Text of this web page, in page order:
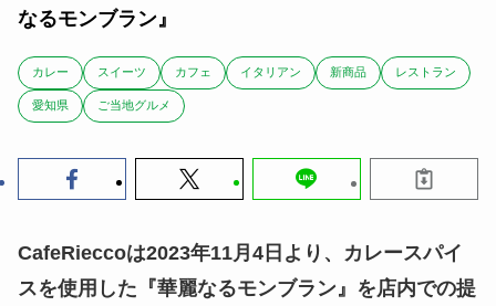
なるモンブラン』
カレー スイーツ カフェ イタリアン 新商品 レストラン
愛知県 ご当地グルメ
CafeRieccoは2023年11月4日より、カレースパイ
スを使用した『華麗なるモンブラン』を店内での提